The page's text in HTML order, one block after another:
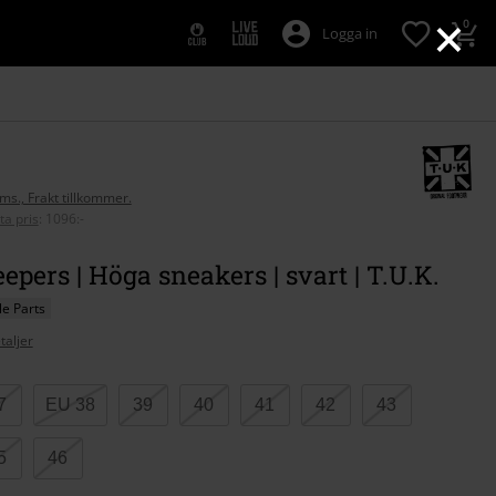
×
Logga in 0
Frakt tillkommer.
pris
1096:-
| Höga sneakers | svart | T.U.K.
Parts
EU 38 39 40 41 42 43
46